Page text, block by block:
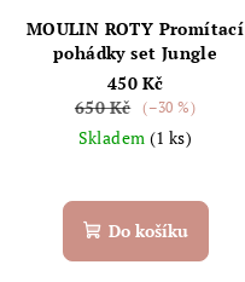
MOULIN ROTY Promítací
pohádky set Jungle
450 Kč
650 Kč
(–30 %)
Skladem (1 ks)
Do košíku